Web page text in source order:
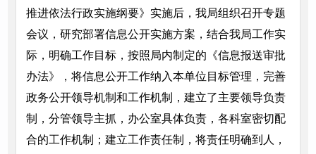
推进依法行政实施纲要》实施后，我局组织召开专题
会议，研究部署信息公开实施方案，结合我局工作实
际，明确工作目标，按照局内制定的《信息报送审批
办法》，将信息公开工作纳入本单位目标管理，完善
政务公开领导机制和工作机制，建立了主要领导负责
制，分管领导主抓，办公室具体负责，各科室密切配
合的工作机制；建立工作责任制，将责任明确到人，